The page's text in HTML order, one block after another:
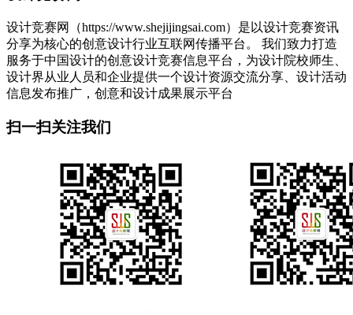
设计竞赛网（https://www.shejijingsai.com）是以设计竞赛资讯
分享为核心的创意设计行业互联网传播平台。 我们致力打造
服务于中国设计的创意设计竞赛信息平台，为设计院校师生、
设计界从业人员和企业提供一个设计资源交流分享、设计活动
信息发布推广，创意和设计成果展示平台
扫一扫关注我们